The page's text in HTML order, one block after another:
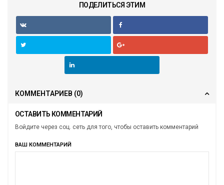
ПОДЕЛИТЬСЯ ЭТИМ
КОММЕНТАРИЕВ (0)
ОСТАВИТЬ КОММЕНТАРИЙ
Войдите через соц. сеть для того, чтобы оставить комментарий
ВАШ КОММЕНТАРИЙ